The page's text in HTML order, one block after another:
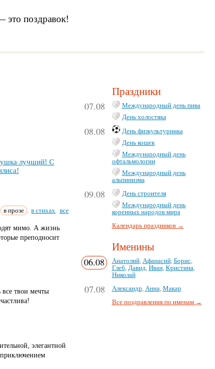
это поздравок!
луч­ший! С
в прозе в стихах все
мимо. А жизнь
преподносит
твои мечты
элегантной
Праздники
07.08
Международный день пива
День холостяка
08.08
День физкультурника
День кошек
Международный день
офтальмологии
Международный день
альпинизма
09.08
День строителя
Международный день
коренных народов мира
Календарь праздников →
Именины
06.08 Анатолий, Афанасий, Борис,
Глеб, Давид, Иван, Кристина,
Николай
07.08 Александр, Анна, Макар
Все поздравления по именам →